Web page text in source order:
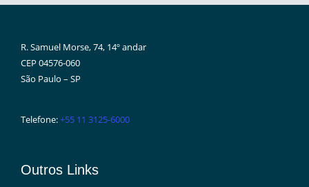
R. Samuel Morse, 74, 14º andar
CEP 04576-060
São Paulo – SP
Telefone:+55 11 3125-6000
Outros Links